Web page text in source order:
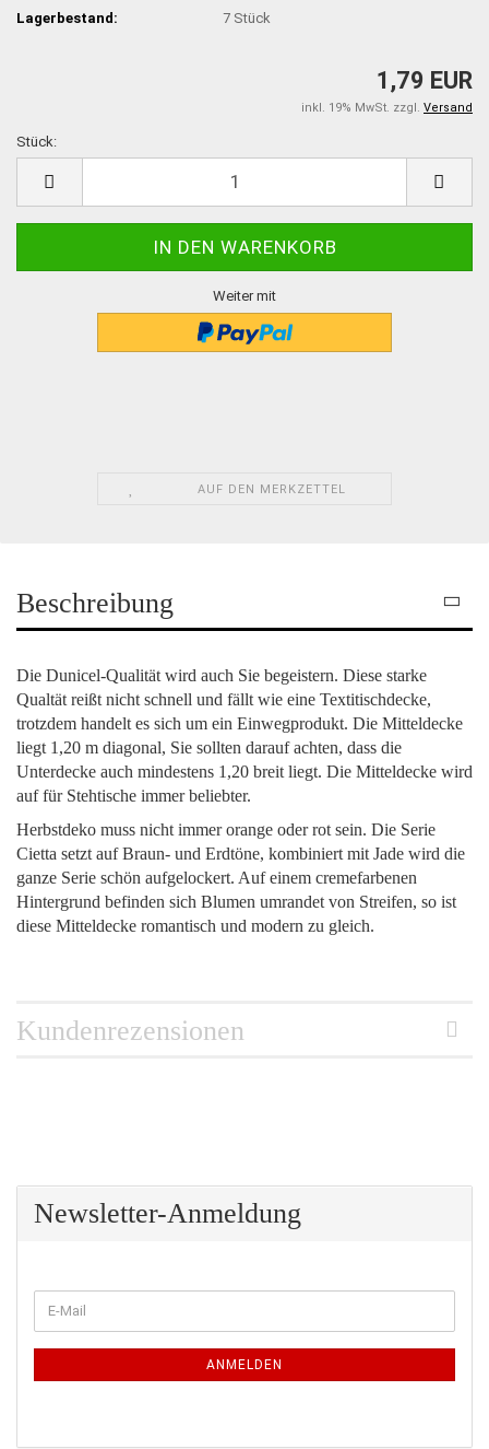
Lagerbestand: 7 Stück
1,79 EUR
inkl. 19% MwSt. zzgl. Versand
Stück:
Weiter mit
AUF DEN MERKZETTEL
Beschreibung
Die Dunicel-Qualität wird auch Sie begeistern. Diese starke
Qualtät reißt nicht schnell und fällt wie eine Textitischdecke,
trotzdem handelt es sich um ein Einwegprodukt. Die Mitteldecke
liegt 1,20 m diagonal, Sie sollten darauf achten, dass die
Unterdecke auch mindestens 1,20 breit liegt. Die Mitteldecke wird
auf für Stehtische immer beliebter.
Herbstdeko muss nicht immer orange oder rot sein. Die Serie
Cietta setzt auf Braun- und Erdtöne, kombiniert mit Jade wird die
ganze Serie schön aufgelockert. Auf einem cremefarbenen
Hintergrund befinden sich Blumen umrandet von Streifen, so ist
diese Mitteldecke romantisch und modern zu gleich.
Kundenrezensionen
Newsletter-Anmeldung
ZUR
NEWSLETTER-
E-
Mail
ANMELDEN